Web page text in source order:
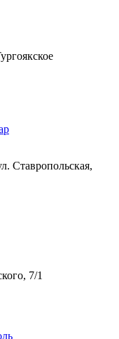
Ставропольская,
7/1